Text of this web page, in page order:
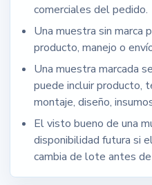
comerciales del pedido.
Una muestra sin marca
producto, manejo o
Una muestra marcada
puede incluir producto,
montaje, diseño,
El visto bueno de una
disponibilidad futura si
cambia de lote antes